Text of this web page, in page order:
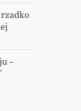
rzadko
–